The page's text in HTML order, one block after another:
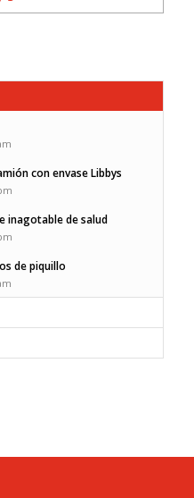
con envase Libbys
inagotable de salud
de piquillo